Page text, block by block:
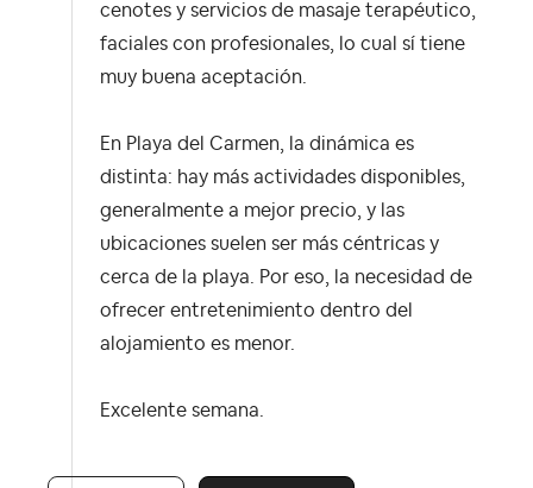
cenotes y servicios de masaje terapéutico,
faciales con profesionales, lo cual sí tiene
muy buena aceptación.
En Playa del Carmen, la dinámica es
distinta: hay más actividades disponibles,
generalmente a mejor precio, y las
ubicaciones suelen ser más céntricas y
cerca de la playa. Por eso, la necesidad de
ofrecer entretenimiento dentro del
alojamiento es menor.
Excelente semana.